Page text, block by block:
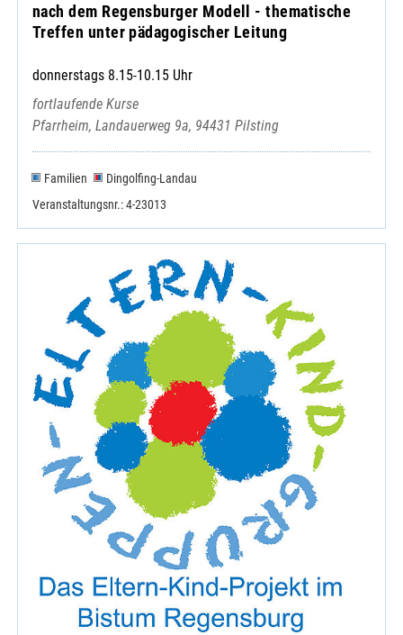
nach dem Regensburger Modell - thematische
Treffen unter pädagogischer Leitung
donnerstags 8.15-10.15 Uhr
fortlaufende Kurse
Pfarrheim, Landauerweg 9a, 94431 Pilsting
Familien
Dingolfing-Landau
Veranstaltungsnr.: 4-23013